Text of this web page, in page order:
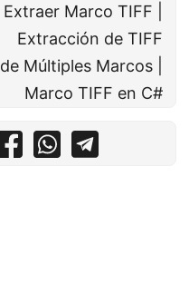
Extraer Marco TIFF |
Extracción de TIFF
de Múltiples Marcos |
Marco TIFF en C#